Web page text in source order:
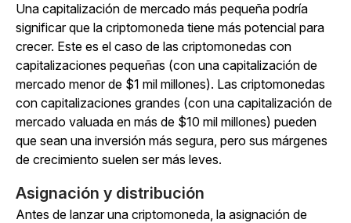
Una capitalización de mercado más pequeña podría
significar que la criptomoneda tiene más potencial para
crecer. Este es el caso de las criptomonedas con
capitalizaciones pequeñas (con una capitalización de
mercado menor de $1 mil millones). Las criptomonedas
con capitalizaciones grandes (con una capitalización de
mercado valuada en más de $10 mil millones) pueden
que sean una inversión más segura, pero sus márgenes
de crecimiento suelen ser más leves.
Asignación y distribución
Antes de lanzar una criptomoneda, la asignación de